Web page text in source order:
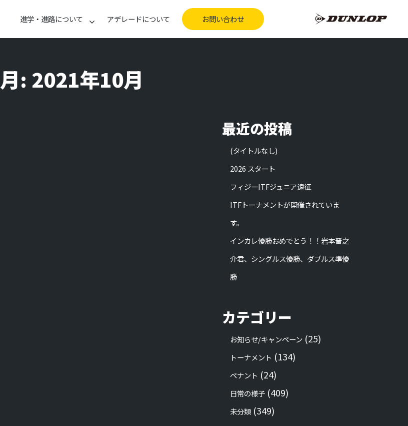
進学・進路について アデレードについて お問い合わせ
月: 2021年10月
最近の投稿
(タイトルなし)
2026 スタート
フィジーITFジュニア遠征
ITFトーナメントが開催されていま
す。
インカレ優勝おめでとう！！岩本晋之
介君、シングルス優勝、ダブルス準優
勝
カテゴリー
お知らせ/キャンペーン (25)
トーナメント (134)
ペナント (24)
日常の様子 (409)
未分類 (349)